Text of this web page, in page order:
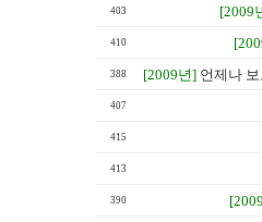
403 [2009
410
388 [2009년] 언제나
407
415
413
390